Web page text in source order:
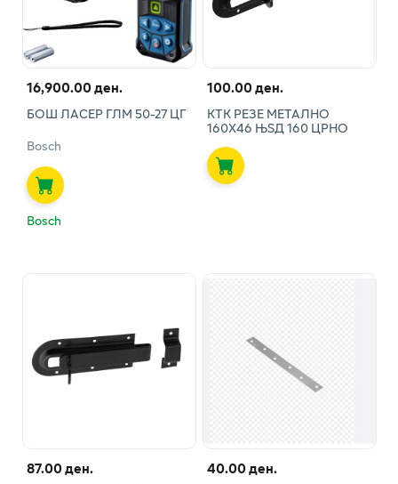
16,900.00 ден.
БОШ ЛАСЕР ГЛМ 50-27 ЦГ
Bosch
Bosch
100.00 ден.
КТК РЕЗЕ МЕТАЛНО
160Х46 ЊЅД 160 ЦРНО
87.00 ден. 40.00 ден.